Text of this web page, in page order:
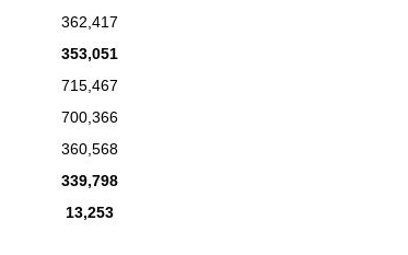
362,417
353,051
715,467
700,366
360,568
339,798
13,253